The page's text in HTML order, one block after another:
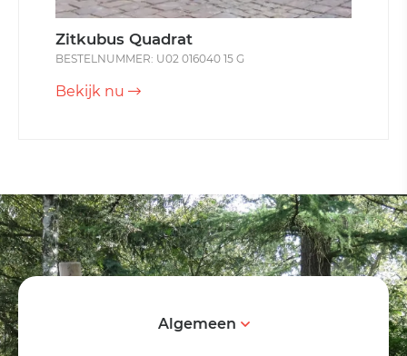
Zitkubus Quadrat
BESTELNUMMER: U02 016040 15 G
Bekijk nu
Algemeen